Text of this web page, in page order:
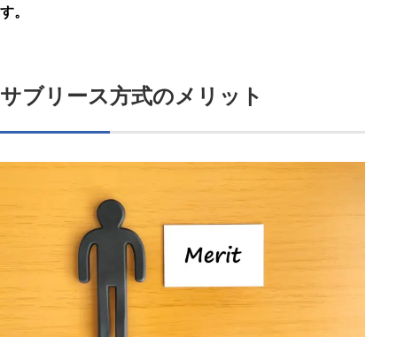
す。
サブリース方式のメリット